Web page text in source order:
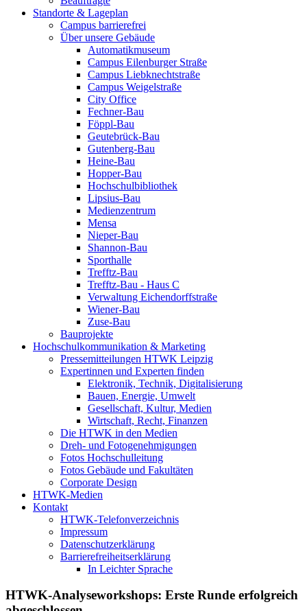
Standorte & Lageplan
Campus barrierefrei
Über unsere Gebäude
Automatikmuseum
Campus Eilenburger Straße
Campus Liebknechtstraße
Campus Weigelstraße
City Office
Fechner-Bau
Föppl-Bau
Geutebrück-Bau
Gutenberg-Bau
Heine-Bau
Hopper-Bau
Hochschulbibliothek
Lipsius-Bau
Medienzentrum
Mensa
Nieper-Bau
Shannon-Bau
Sporthalle
Trefftz-Bau
Trefftz-Bau - Haus C
Verwaltung Eichendorffstraße
Wiener-Bau
Zuse-Bau
Bauprojekte
Hochschulkommunikation & Marketing
Pressemitteilungen HTWK Leipzig
Expertinnen und Experten finden
Elektronik, Technik, Digitalisierung
Bauen, Energie, Umwelt
Gesellschaft, Kultur, Medien
Wirtschaft, Recht, Finanzen
Die HTWK in den Medien
Dreh- und Fotogenehmigungen
Fotos Hochschulleitung
Fotos Gebäude und Fakultäten
Corporate Design
HTWK-Medien
Kontakt
HTWK-Telefonverzeichnis
Impressum
Datenschutzerklärung
Barrierefreiheitserklärung
In Leichter Sprache
HTWK-Analyseworkshops: Erste Runde erfolgreich